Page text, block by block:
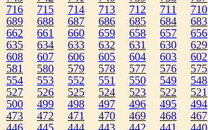
716 715 714 713 712 711 710
689 688 687 686 685 684 683
662 661 660 659 658 657 656
635 634 633 632 631 630 629
608 607 606 605 604 603 602
581 580 579 578 577 576 575
554 553 552 551 550 549 548
527 526 525 524 523 522 521
500 499 498 497 496 495 494
473 472 471 470 469 468 467
446 445 444 443 442 441 440